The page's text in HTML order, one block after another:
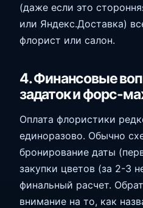
(даже если это
или Яндекс.Доставка)
флорист или салон.
4. Финансовые
задаток и форс-
Оплата флористики
единоразово. Обычно
бронирование даты
закупки цветов (за 2-3
финальный расчет.
внимание на то, как